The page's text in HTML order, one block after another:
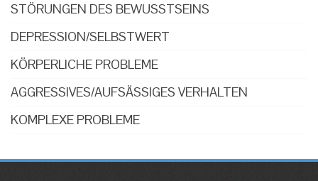
STÖRUNGEN DES BEWUSSTSEINS
DEPRESSION/SELBSTWERT
KÖRPERLICHE PROBLEME
AGGRESSIVES/AUFSÄSSIGES VERHALTEN
KOMPLEXE PROBLEME